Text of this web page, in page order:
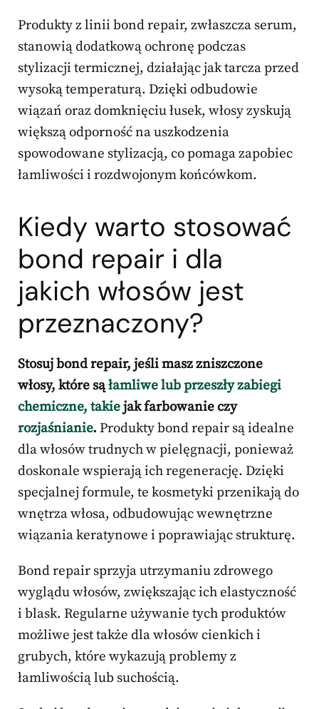
Produkty z linii bond repair, zwłaszcza serum,
stanowią dodatkową ochronę podczas
stylizacji termicznej, działając jak tarcza przed
wysoką temperaturą. Dzięki odbudowie
wiązań oraz domknięciu łusek, włosy zyskują
większą odporność na uszkodzenia
spowodowane stylizacją, co pomaga zapobiec
łamliwości i rozdwojonym końcówkom.
Kiedy warto stosować
bond repair i dla
jakich włosów jest
przeznaczony?
Stosuj bond repair, jeśli masz zniszczone
włosy, które sąłamliwe lub przeszły zabiegi
chemiczne, takiejak farbowanie czy
rozjaśnianie. Produkty bond repair są idealne
dla włosów trudnych w pielęgnacji, ponieważ
doskonale wspierają ich regenerację. Dzięki
specjalnej formule, te kosmetyki przenikają do
wnętrza włosa, odbudowując wewnętrzne
wiązania keratynowe i poprawiając strukturę.
Bond repair sprzyja utrzymaniu zdrowego
wyglądu włosów, zwiększając ich elastyczność
i blask. Regularne używanie tych produktów
możliwe jest także dla włosów cienkich i
grubych, które wykazują problemy z
łamliwością lub suchością.